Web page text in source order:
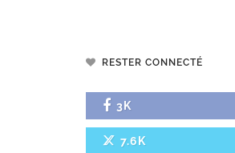
RESTER CONNECTÉ
3K
7.6K